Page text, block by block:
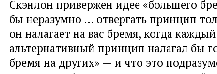
Скэнлон привержен идее «большего
бы неразумно … отвергать принцип
он налагает на вас бремя, когда каждый
альтернативный принцип налагал бы
бремя на других» — и что это